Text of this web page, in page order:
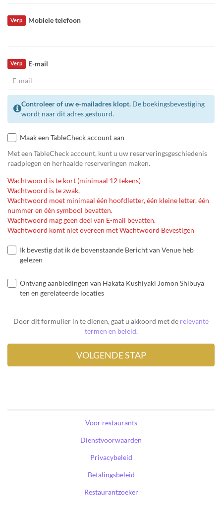
Mobiele telefoon
Verp
E-mail
Verp
Controleer of uw e-mailadres klopt. De boekingsbevestiging
wordt naar dit adres gestuurd.
Maak een TableCheck account aan
Met een TableCheck account, kunt u uw reserveringsgeschiedenis
raadplegen en herhaalde reserveringen maken.
Wachtwoord is te kort (minimaal 12 tekens)
Wachtwoord is te zwak.
Wachtwoord moet minimaal één hoofdletter, één kleine letter, één
nummer en één symbool bevatten.
Wachtwoord mag geen deel van E-mail bevatten.
Wachtwoord komt niet overeen met Wachtwoord Bevestigen
Ik bevestig dat ik de bovenstaande Bericht van Venue heb
gelezen
Ontvang aanbiedingen van Hakata Kushiyaki Jomon Shibuya
ten en gerelateerde locaties
Door dit formulier in te dienen, gaat u akkoord met de relevante
termen en beleid.
Voor restaurants
Dienstvoorwaarden
Privacybeleid
Betalingsbeleid
Restaurantzoeker